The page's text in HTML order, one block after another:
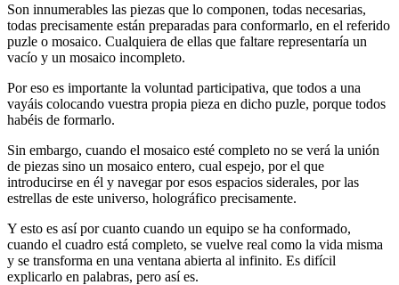
Son innumerables las piezas que lo componen, todas necesarias,
todas precisamente están preparadas para conformarlo, en el referido
puzle o mosaico. Cualquiera de ellas que faltare representaría un
vacío y un mosaico incompleto.
Por eso es importante la voluntad participativa, que todos a una
vayáis colocando vuestra propia pieza en dicho puzle, porque todos
habéis de formarlo.
Sin embargo, cuando el mosaico esté completo no se verá la unión
de piezas sino un mosaico entero, cual espejo, por el que
introducirse en él y navegar por esos espacios siderales, por las
estrellas de este universo, holográfico precisamente.
Y esto es así por cuanto cuando un equipo se ha conformado,
cuando el cuadro está completo, se vuelve real como la vida misma
y se transforma en una ventana abierta al infinito. Es difícil
explicarlo en palabras, pero así es.